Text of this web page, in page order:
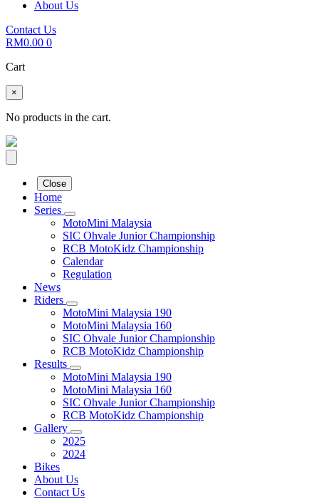
About Us
Contact Us
RM0.00 0
Cart
×
No products in the cart.
Close
Home
Series
MotoMini Malaysia
SIC Ohvale Junior Championship
RCB MotoKidz Championship
Calendar
Regulation
News
Riders
MotoMini Malaysia 190
MotoMini Malaysia 160
SIC Ohvale Junior Championship
RCB MotoKidz Championship
Results
MotoMini Malaysia 190
MotoMini Malaysia 160
SIC Ohvale Junior Championship
RCB MotoKidz Championship
Gallery
2025
2024
Bikes
About Us
Contact Us